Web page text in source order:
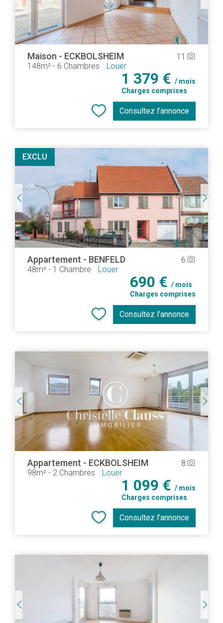
Maison - ECKBOLSHEIM
148m² - 6 Chambres Louer
11 camera_alt
1 379 € / mois
Charges comprises
Consultez l’annonce
EXCLU
Appartement - BENFELD
48m² - 1 Chambre Louer
6 camera_alt
690 € / mois
Charges comprises
Consultez l’annonce
Appartement - ECKBOLSHEIM
98m² - 2 Chambres Louer
8 camera_alt
1 099 € / mois
Charges comprises
Consultez l’annonce